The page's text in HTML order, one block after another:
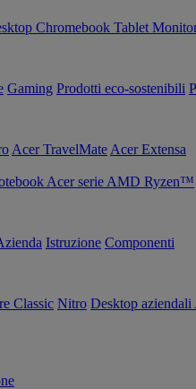
Chromebook Tablet
Gaming Prodotti eco-sostenibili
Acer TravelMate Acer Extensa
Acer serie AMD Ryzen™
Istruzione Componenti
Classic Nitro Desktop aziendali